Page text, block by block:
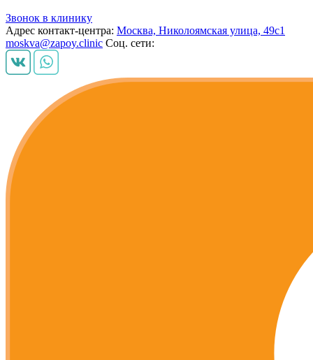
Звонок в клинику
Адрес контакт-центра: Москва, Николоямская улица, 49с1
moskva@zapoy.clinic Соц. сети: